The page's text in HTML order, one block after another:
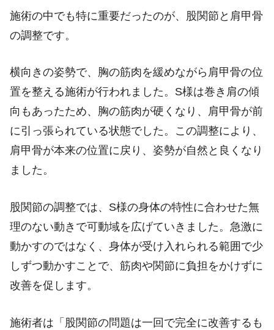
施術の中でも特に重要だったのが、股関節と肩甲骨
の調整です。
横向きの姿勢で、胸の筋肉を緩めながら肩甲骨の位
置を整える施術が行われました。S様は巻き肩の傾
向もあったため、胸の筋肉が硬くなり、肩甲骨が前
に引っ張られている状態でした。この調整により、
肩甲骨が本来の位置に戻り、姿勢が自然と良くなり
ました。
股関節の調整では、S様の身体の特性に合わせた無
理のない動きで可動域を広げていきました。急激に
動かすのではなく、身体が受け入れられる範囲で少
しずつ動かすことで、筋肉や関節に負担をかけずに
改善を促します。
施術者は「股関節の問題は一回で完全に改善するも